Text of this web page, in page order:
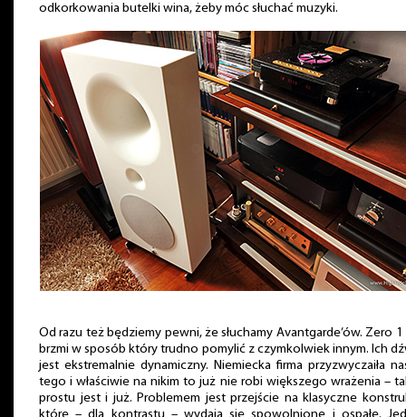
odkorkowania butelki wina, żeby móc słuchać muzyki.
Od razu też będziemy pewni, że słuchamy Avantgarde’ów. Zero 1
brzmi w sposób który trudno pomylić z czymkolwiek innym. Ich
jest ekstremalnie dynamiczny. Niemiecka firma przyzwyczaiła
tego i właściwie na nikim to już nie robi większego wrażenia –
prostu jest i już. Problemem jest przejście na klasyczne